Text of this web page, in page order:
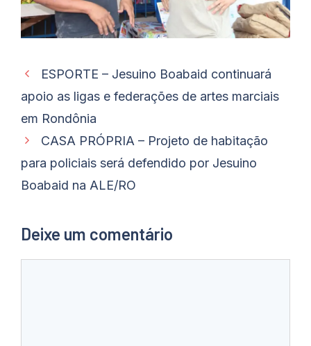
ESPORTE – Jesuino Boabaid continuará
apoio as ligas e federações de artes marciais
em Rondônia
CASA PRÓPRIA – Projeto de habitação
para policiais será defendido por Jesuino
Boabaid na ALE/RO
Deixe um comentário